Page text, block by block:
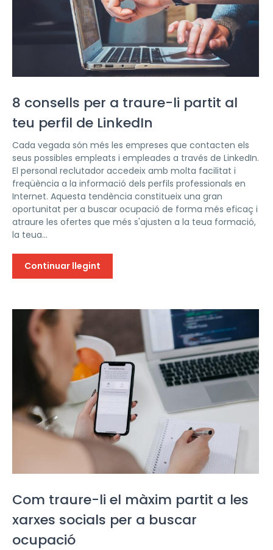
8 consells per a traure-li partit al
teu perfil de LinkedIn
Cada vegada són més les empreses que contacten els
seus possibles empleats i empleades a través de LinkedIn.
El personal reclutador accedeix amb molta facilitat i
freqüència a la informació dels perfils professionals en
Internet. Aquesta tendència constitueix una gran
oportunitat per a buscar ocupació de forma més eficaç i
atraure les ofertes que més s'ajusten a la teua formació,
la teua...
Continuar llegint
Com traure-li el màxim partit a les
xarxes socials per a buscar
ocupació